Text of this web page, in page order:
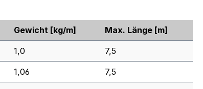
Gewicht [kg/m] Max. Länge [m]
1,0 7,5
1,06 7,5